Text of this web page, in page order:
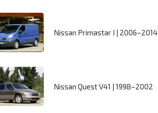
Nissan Primastar I | 2006–2014
Nissan Quest V41 | 1998–2002